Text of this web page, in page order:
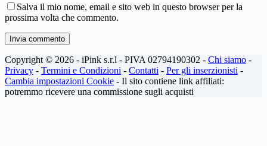
Salva il mio nome, email e sito web in questo browser per la
prossima volta che commento.
Invia commento
Copyright © 2026 - iPink s.r.l - PIVA 02794190302 - Chi siamo -
Privacy - Termini e Condizioni - Contatti - Per gli inserzionisti -
Cambia impostazioni Cookie - Il sito contiene link affiliati:
potremmo ricevere una commissione sugli acquisti